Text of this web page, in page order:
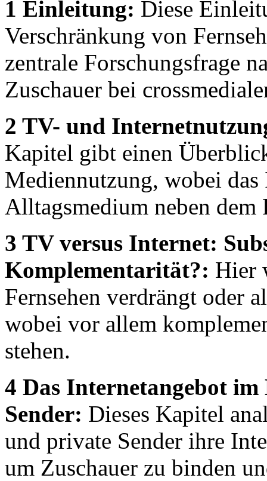
1 Einleitung: Diese
Verschränkung von
zentrale Forschungsfrage
Zuschauer bei
2 TV- und
Kapitel gibt einen
Mediennutzung, wobei das
Alltagsmedium neben
3 TV versus Internet:
Komplementarität?: Hier
Fernsehen verdrängt oder
wobei vor allem
stehen.
4 Das Internetangebot
Sender: Dieses Kapitel
und private Sender ihre
um Zuschauer zu binden